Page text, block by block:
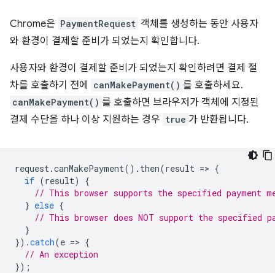
Chrome은 PaymentRequest 객체를 생성하는 동안 사용자
와 환경이 결제할 준비가 되었는지 확인합니다.
사용자와 환경이 결제할 준비가 되었는지 확인하려면 결제 절
차를 호출하기 전에
canMakePayment() 를 호출하세요.
canMakePayment() 를 호출하면 브라우저가 객체에 지정된
결제 수단을 하나 이상 지원하는 경우 true 가 반환됩니다.
request.canMakePayment(). then(result => {
if (result)
{
// This browser supports the specified payment
} else {
// This browser does NOT support the specified
}
}).catch(e => {
// An exception
});